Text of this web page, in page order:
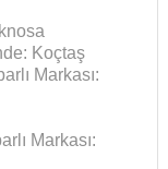
Koçtaş
Markası:
Markası: